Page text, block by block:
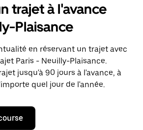
trajet à l'avance
Plaisance
en réservant un trajet avec
Paris - Neuilly-Plaisance.
jusqu'à 90 jours à l'avance, à
quel jour de l'année.